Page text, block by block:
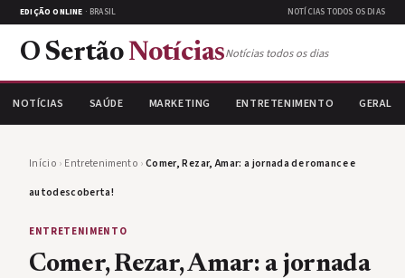
EDIÇÃO ONLINE · BRASIL NOTÍCIAS TODOS OS DIAS
O Sertão NotíciasNotícias todos os dias
NOTÍCIAS SAÚDE MARKETING ENTRETENIMENTO GERAL
Início › Entretenimento ›Comer, Rezar, Amar: a jornada de romance e
autodescoberta!
ENTRETENIMENTO
Comer, Rezar, Amar: a jornada